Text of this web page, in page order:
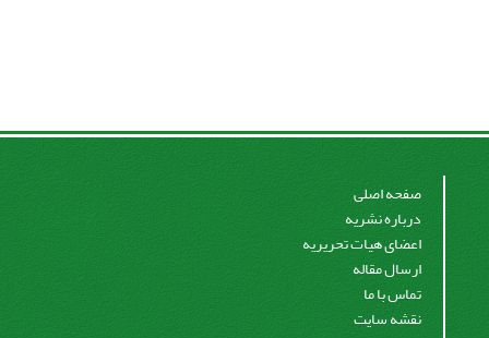
صفحه اصلی
درباره نشریه
اعضای هیات تحریریه
ارسال مقاله
تماس با ما
نقشه سایت